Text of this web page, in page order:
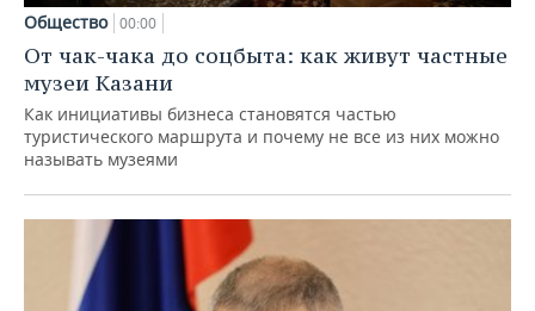
Общество 00:00
От чак-чака до соцбыта: как живут частные
музеи Казани
Как инициативы бизнеса становятся частью
туристического маршрута и почему не все из них можно
называть музеями